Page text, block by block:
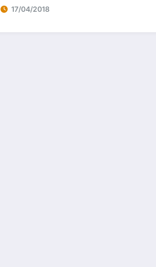
17/04/2018